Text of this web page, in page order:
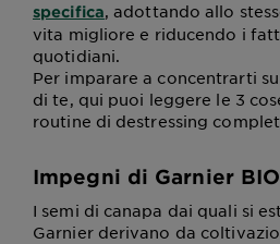
specifica, adottando allo
vita migliore e riducendo i
quotidiani.
Per imparare a concentrarti
di te, qui puoi leggere le 3
routine di destressing
Impegni di Garnier BIO
I semi di canapa dai quali si
Garnier derivano da